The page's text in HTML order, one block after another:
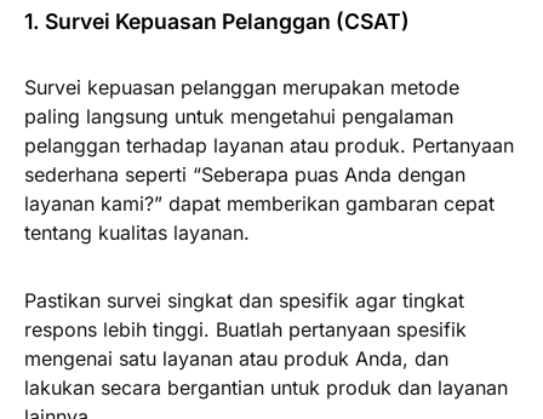
1. Survei Kepuasan Pelanggan (CSAT)
Survei kepuasan pelanggan merupakan metode
paling langsung untuk mengetahui pengalaman
pelanggan terhadap layanan atau produk. Pertanyaan
sederhana seperti “Seberapa puas Anda dengan
layanan kami?” dapat memberikan gambaran cepat
tentang kualitas layanan.
Pastikan survei singkat dan spesifik agar tingkat
respons lebih tinggi. Buatlah pertanyaan spesifik
mengenai satu layanan atau produk Anda, dan
lakukan secara bergantian untuk produk dan layanan